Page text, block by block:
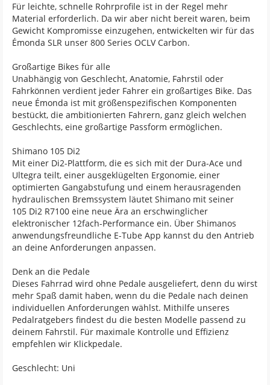
Für leichte, schnelle Rohrprofile ist in der Regel mehr
Material erforderlich. Da wir aber nicht bereit waren, beim
Gewicht Kompromisse einzugehen, entwickelten wir für das
Émonda SLR unser 800 Series OCLV Carbon.
Großartige Bikes für alle
Unabhängig von Geschlecht, Anatomie, Fahrstil oder
Fahrkönnen verdient jeder Fahrer ein großartiges Bike. Das
neue Émonda ist mit größenspezifischen Komponenten
bestückt, die ambitionierten Fahrern, ganz gleich welchen
Geschlechts, eine großartige Passform ermöglichen.
Shimano 105 Di2
Mit einer Di2-Plattform, die es sich mit der Dura-Ace und
Ultegra teilt, einer ausgeklügelten Ergonomie, einer
optimierten Gangabstufung und einem herausragenden
hydraulischen Bremssystem läutet Shimano mit seiner
105 Di2 R7100 eine neue Ära an erschwinglicher
elektronischer 12fach-Performance ein. Über Shimanos
anwendungsfreundliche E-Tube App kannst du den Antrieb
an deine Anforderungen anpassen.
Denk an die Pedale
Dieses Fahrrad wird ohne Pedale ausgeliefert, denn du wirst
mehr Spaß damit haben, wenn du die Pedale nach deinen
individuellen Anforderungen wählst. Mithilfe unseres
Pedalratgebers findest du die besten Modelle passend zu
deinem Fahrstil. Für maximale Kontrolle und Effizienz
empfehlen wir Klickpedale.
Geschlecht: Uni